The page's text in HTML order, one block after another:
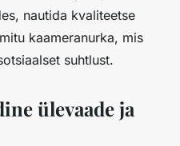
nautida kvaliteetse
kaameranurka, mis
suhtlust.
ülevaade ja